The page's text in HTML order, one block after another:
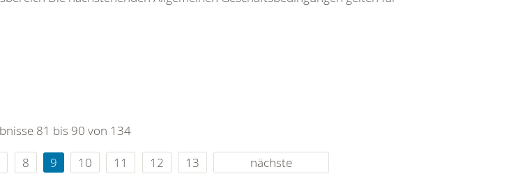
81 bis 90 von 134
8 9 10 11 12 13 nächste